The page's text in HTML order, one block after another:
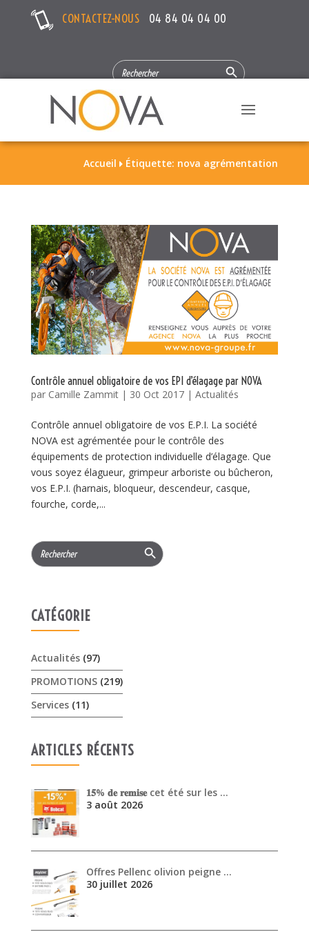
CONTACTEZ-NOUS 04 84 04 04 00
SEARCH
FOR:
Search Button
Accueil  Étiquette: nova agrémentation
Contrôle annuel obligatoire de vos EPI d’élagage par NOVA
par Camille Zammit| 30 Oct 2017| Actualités
Contrôle annuel obligatoire de vos E.P.I. La société
NOVA est agrémentée pour le contrôle des
équipements de protection individuelle d’élagage. Que
vous soyez élagueur, grimpeur arboriste ou bûcheron,
vos E.P.I. (harnais, bloqueur, descendeur, casque,
fourche, corde,...
Search
for:
Search Button
CATÉGORIE
Actualités(97)
PROMOTIONS(219)
Services(11)
ARTICLES RÉCENTS
𝟏𝟓% 𝐝𝐞 𝐫𝐞𝐦𝐢𝐬𝐞 cet été sur les …
3 août 2026
Offres Pellenc olivion peigne …
30 juillet 2026